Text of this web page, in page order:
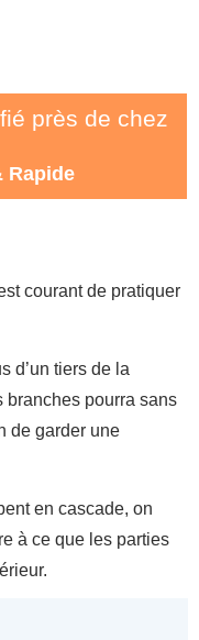
près de chez
Rapide
courant de pratiquer
d’un tiers de la
branches pourra sans
de garder une
en cascade, on
à ce que les parties